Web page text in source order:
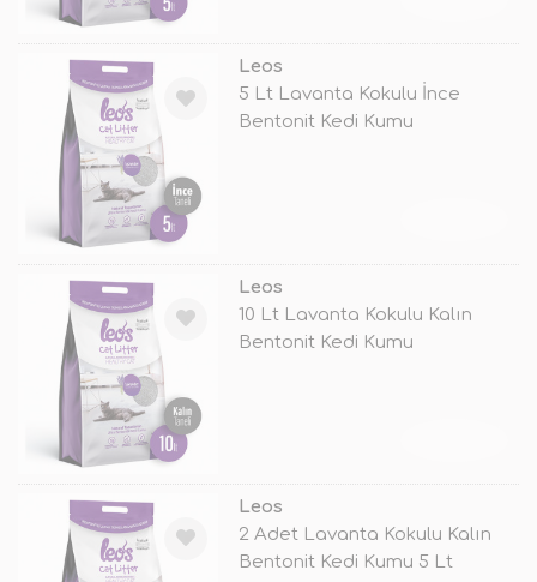
Leos
5 Lt Lavanta Kokulu İnce
Bentonit Kedi Kumu
Leos
10 Lt Lavanta Kokulu Kalın
Bentonit Kedi Kumu
Leos
2 Adet Lavanta Kokulu Kalın
Bentonit Kedi Kumu 5 Lt